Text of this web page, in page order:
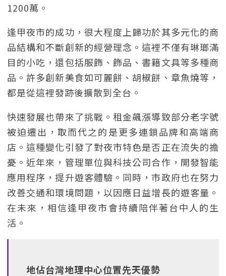
1200萬。
逢甲夜市的成功，很大程度上歸功於其多元化的商
品結構和不斷創新的經營理念。這裡不僅有琳瑯滿
目的小吃，還包括服飾、飾品、書籍文具等多種商
品。許多創新美食如可麗餅、胡椒餅、章魚燒等，
都是從這裡發跡後擴散到全台。
快速發展也帶來了挑戰。租金飆漲導致部分老字號
被迫遷出，取而代之的是更多連鎖品牌和高端商
店。這種變化引發了對夜市特色是否正在流失的擔
憂。近年來，管理單位與科技公司合作，開發智能
應用程序，提升遊客體驗。同時，市政府也在努力
改善交通和環境問題，以因應日益增長的遊客量。
在未來，相信逢甲夜市會持續陪伴著台中人的生
活。
地佔台灣地理中心位置先天優勢